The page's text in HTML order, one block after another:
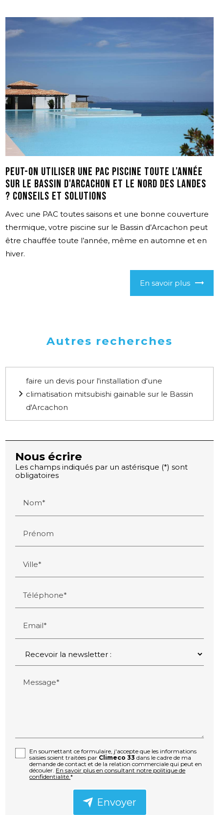
Peut-on utiliser une PAC piscine toute l’année
sur le bassin d'Arcachon et le nord des Landes
? Conseils et solutions
Avec une PAC toutes saisons et une bonne couverture
thermique, votre piscine sur le Bassin d’Arcachon peut
être chauffée toute l’année, même en automne et en
hiver.
En savoir plus
Autres recherches
faire un devis pour l'installation d'une
climatisation mitsubishi gainable sur le Bassin
d'Arcachon
Nous écrire
Les champs indiqués par un astérisque (*) sont
obligatoires
Nom*
Prénom
Ville*
Téléphone*
Email*
Message*
En soumettant ce formulaire, j'accepte que les informations
saisies soient traitées par Climeco 33 dans le cadre de ma
demande de contact et de la relation commerciale qui peut en
découler. En savoir plus en consultant notre politique de
confidentialité.*
Envoyer